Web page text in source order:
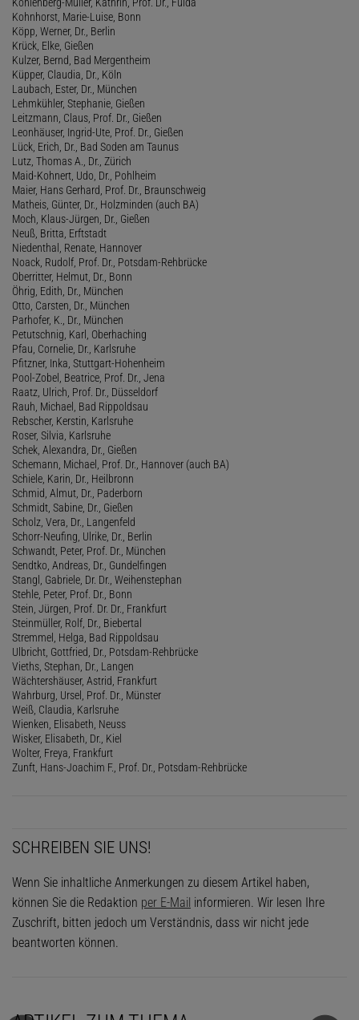
Kohnhorst, Marie-Luise, Bonn
Köpp, Werner, Dr., Berlin
Krück, Elke, Gießen
Kulzer, Bernd, Bad Mergentheim
Küpper, Claudia, Dr., Köln
Laubach, Ester, Dr., München
Lehmkühler, Stephanie, Gießen
Leitzmann, Claus, Prof. Dr., Gießen
Leonhäuser, Ingrid-Ute, Prof. Dr., Gießen
Lück, Erich, Dr., Bad Soden am Taunus
Lutz, Thomas A., Dr., Zürich
Maid-Kohnert, Udo, Dr., Pohlheim
Maier, Hans Gerhard, Prof. Dr., Braunschweig
Matheis, Günter, Dr., Holzminden (auch BA)
Moch, Klaus-Jürgen, Dr., Gießen
Neuß, Britta, Erftstadt
Niedenthal, Renate, Hannover
Noack, Rudolf, Prof. Dr., Potsdam-Rehbrücke
Oberritter, Helmut, Dr., Bonn
Öhrig, Edith, Dr., München
Otto, Carsten, Dr., München
Parhofer, K., Dr., München
Petutschnig, Karl, Oberhaching
Pfau, Cornelie, Dr., Karlsruhe
Pfitzner, Inka, Stuttgart-Hohenheim
Pool-Zobel, Beatrice, Prof. Dr., Jena
Raatz, Ulrich, Prof. Dr., Düsseldorf
Rauh, Michael, Bad Rippoldsau
Rebscher, Kerstin, Karlsruhe
Roser, Silvia, Karlsruhe
Schek, Alexandra, Dr., Gießen
Schemann, Michael, Prof. Dr., Hannover (auch BA)
Schiele, Karin, Dr., Heilbronn
Schmid, Almut, Dr., Paderborn
Schmidt, Sabine, Dr., Gießen
Scholz, Vera, Dr., Langenfeld
Schorr-Neufing, Ulrike, Dr., Berlin
Schwandt, Peter, Prof. Dr., München
Sendtko, Andreas, Dr., Gundelfingen
Stangl, Gabriele, Dr. Dr., Weihenstephan
Stehle, Peter, Prof. Dr., Bonn
Stein, Jürgen, Prof. Dr. Dr., Frankfurt
Steinmüller, Rolf, Dr., Biebertal
Stremmel, Helga, Bad Rippoldsau
Ulbricht, Gottfried, Dr., Potsdam-Rehbrücke
Vieths, Stephan, Dr., Langen
Wächtershäuser, Astrid, Frankfurt
Wahrburg, Ursel, Prof. Dr., Münster
Weiß, Claudia, Karlsruhe
Wienken, Elisabeth, Neuss
Wisker, Elisabeth, Dr., Kiel
Wolter, Freya, Frankfurt
Zunft, Hans-Joachim F., Prof. Dr., Potsdam-Rehbrücke
SCHREIBEN SIE UNS!
Wenn Sie inhaltliche Anmerkungen zu diesem Artikel haben,
können Sie die Redaktion per E-Mail informieren. Wir lesen Ihre
Zuschrift, bitten jedoch um Verständnis, dass wir nicht jede
beantworten können.